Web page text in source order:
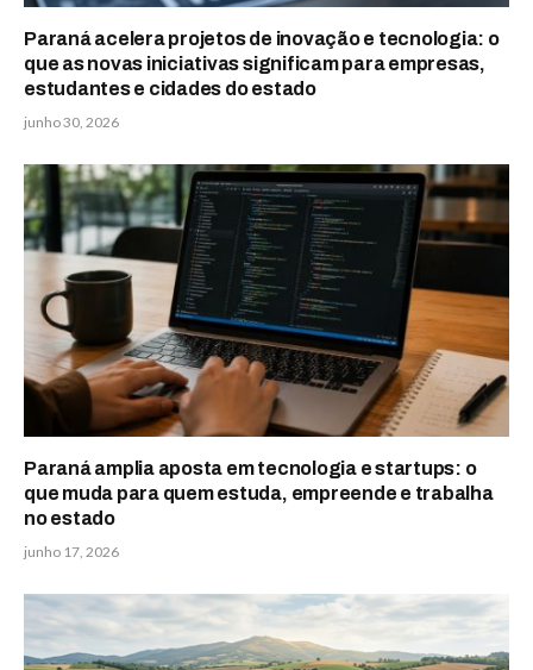
Paraná acelera projetos de inovação e tecnologia: o
que as novas iniciativas significam para empresas,
estudantes e cidades do estado
junho 30, 2026
Paraná amplia aposta em tecnologia e startups: o
que muda para quem estuda, empreende e trabalha
no estado
junho 17, 2026